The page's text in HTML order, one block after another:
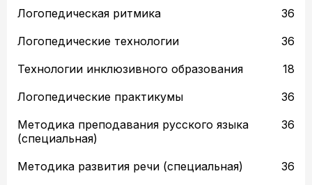
Логопедическая ритмика
36
Логопедические технологии
36
Технологии инклюзивного образования
18
Логопедические практикумы
36
Методика преподавания русского языка
(специальная)
36
Методика развития речи (специальная)
36